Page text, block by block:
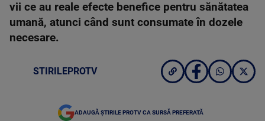
vii ce au reale efecte benefice pentru sănătatea
umană, atunci când sunt consumate în dozele
necesare.
STIRILEPROTV
ADAUGĂ ȘTIRILE PROTV CA SURSĂ PREFERATĂ